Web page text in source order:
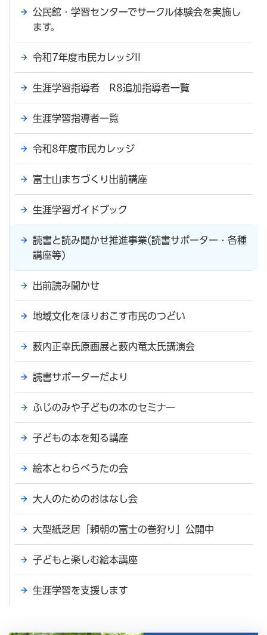
公民館・学習センターでサークル体験会を実施し
ます。
令和7年度市民カレッジII
生涯学習指導者 R8追加指導者一覧
生涯学習指導者一覧
令和8年度市民カレッジ
富士山まちづくり出前講座
生涯学習ガイドブック
読書と読み聞かせ推進事業(読書サポーター・各種
講座等)
出前読み聞かせ
地域文化をほりおこす市民のつどい
薮内正幸氏原画展と薮内竜太氏講演会
読書サポーターだより
ふじのみや子どもの本のセミナー
子どもの本を知る講座
絵本とわらべうたの会
大人のためのおはなし会
大型紙芝居「頼朝の富士の巻狩り」公開中
子どもと楽しむ絵本講座
生涯学習を支援します